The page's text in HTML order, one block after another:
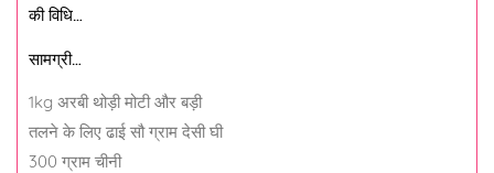
की विधि…
सामग्री…
1kg अरबी थोड़ी मोटी और बड़ी
तलने के लिए ढाई सौ ग्राम देसी घी
300 ग्राम चीनी